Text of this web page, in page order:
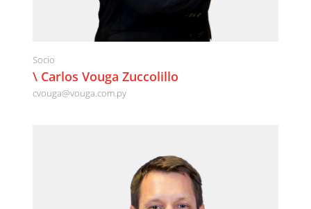
Socio
\ Carlos Vouga Zuccolillo
cvouga@vouga.com.py